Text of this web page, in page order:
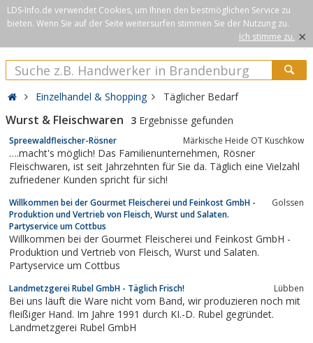
LDS-Info.de verwendet Cookies, um Ihnen den bestmöglichen Service zu
bieten. Wenn Sie auf der Seite weitersurfen stimmen Sie der Nutzung zu.
Ich stimme zu. ×
Einzelhandel & Shopping Täglicher Bedarf
Wurst & Fleischwaren 3 Ergebnisse gefunden
Spreewaldfleischer-Rösner Märkische Heide OT Kuschkow
….macht's möglich! Das Familienunternehmen, Rösner
Fleischwaren, ist seit Jahrzehnten für Sie da. Täglich eine Vielzahl
zufriedener Kunden spricht für sich!
Willkommen bei der Gourmet Fleischerei und Feinkost GmbH -
Produktion und Vertrieb von Fleisch, Wurst und Salaten.
Partyservice um Cottbus
Golssen
Willkommen bei der Gourmet Fleischerei und Feinkost GmbH -
Produktion und Vertrieb von Fleisch, Wurst und Salaten.
Partyservice um Cottbus
Landmetzgerei Rubel GmbH - Täglich Frisch! Lübben
Bei uns läuft die Ware nicht vom Band, wir produzieren noch mit
fleißiger Hand. Im Jahre 1991 durch KI.-D. Rubel gegründet.
Landmetzgerei Rubel GmbH